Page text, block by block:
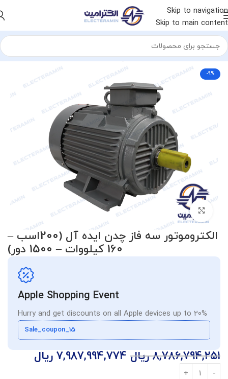
Skip to navigation
Skip to main content
خانه الکتروموتور الکتروموتور چینی الکتروموتور ایده ال
-9%
برای بزرگنمایی کلیک کنید
الکتروموتور سه فاز چدن ایده آل (200اسب –
160 کیلووات – 1500 دور)
Apple Shopping Event
Hurry and get discounts on all Apple devices up to 20%
Sale_coupon_15
8,786,794,251 ریال 7,987,994,774 ریال